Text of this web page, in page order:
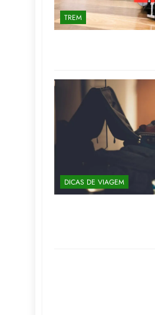
TREM
DICAS DE VIAGEM